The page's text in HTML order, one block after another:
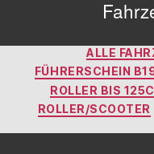
KategorienALLE
FÜHRERSCHEIN
ROLLER BIS
ROLLER/SCOOTER